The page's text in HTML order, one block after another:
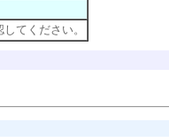
てください。